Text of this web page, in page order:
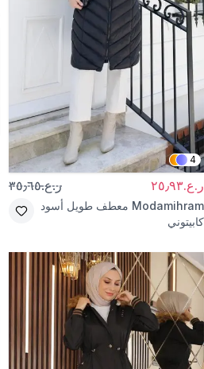
4
ر.ع.٢٥٫٩٣ ر.ع.٣٥٫٦٥
Modamihram معطف طويل أسود
كابيتوني